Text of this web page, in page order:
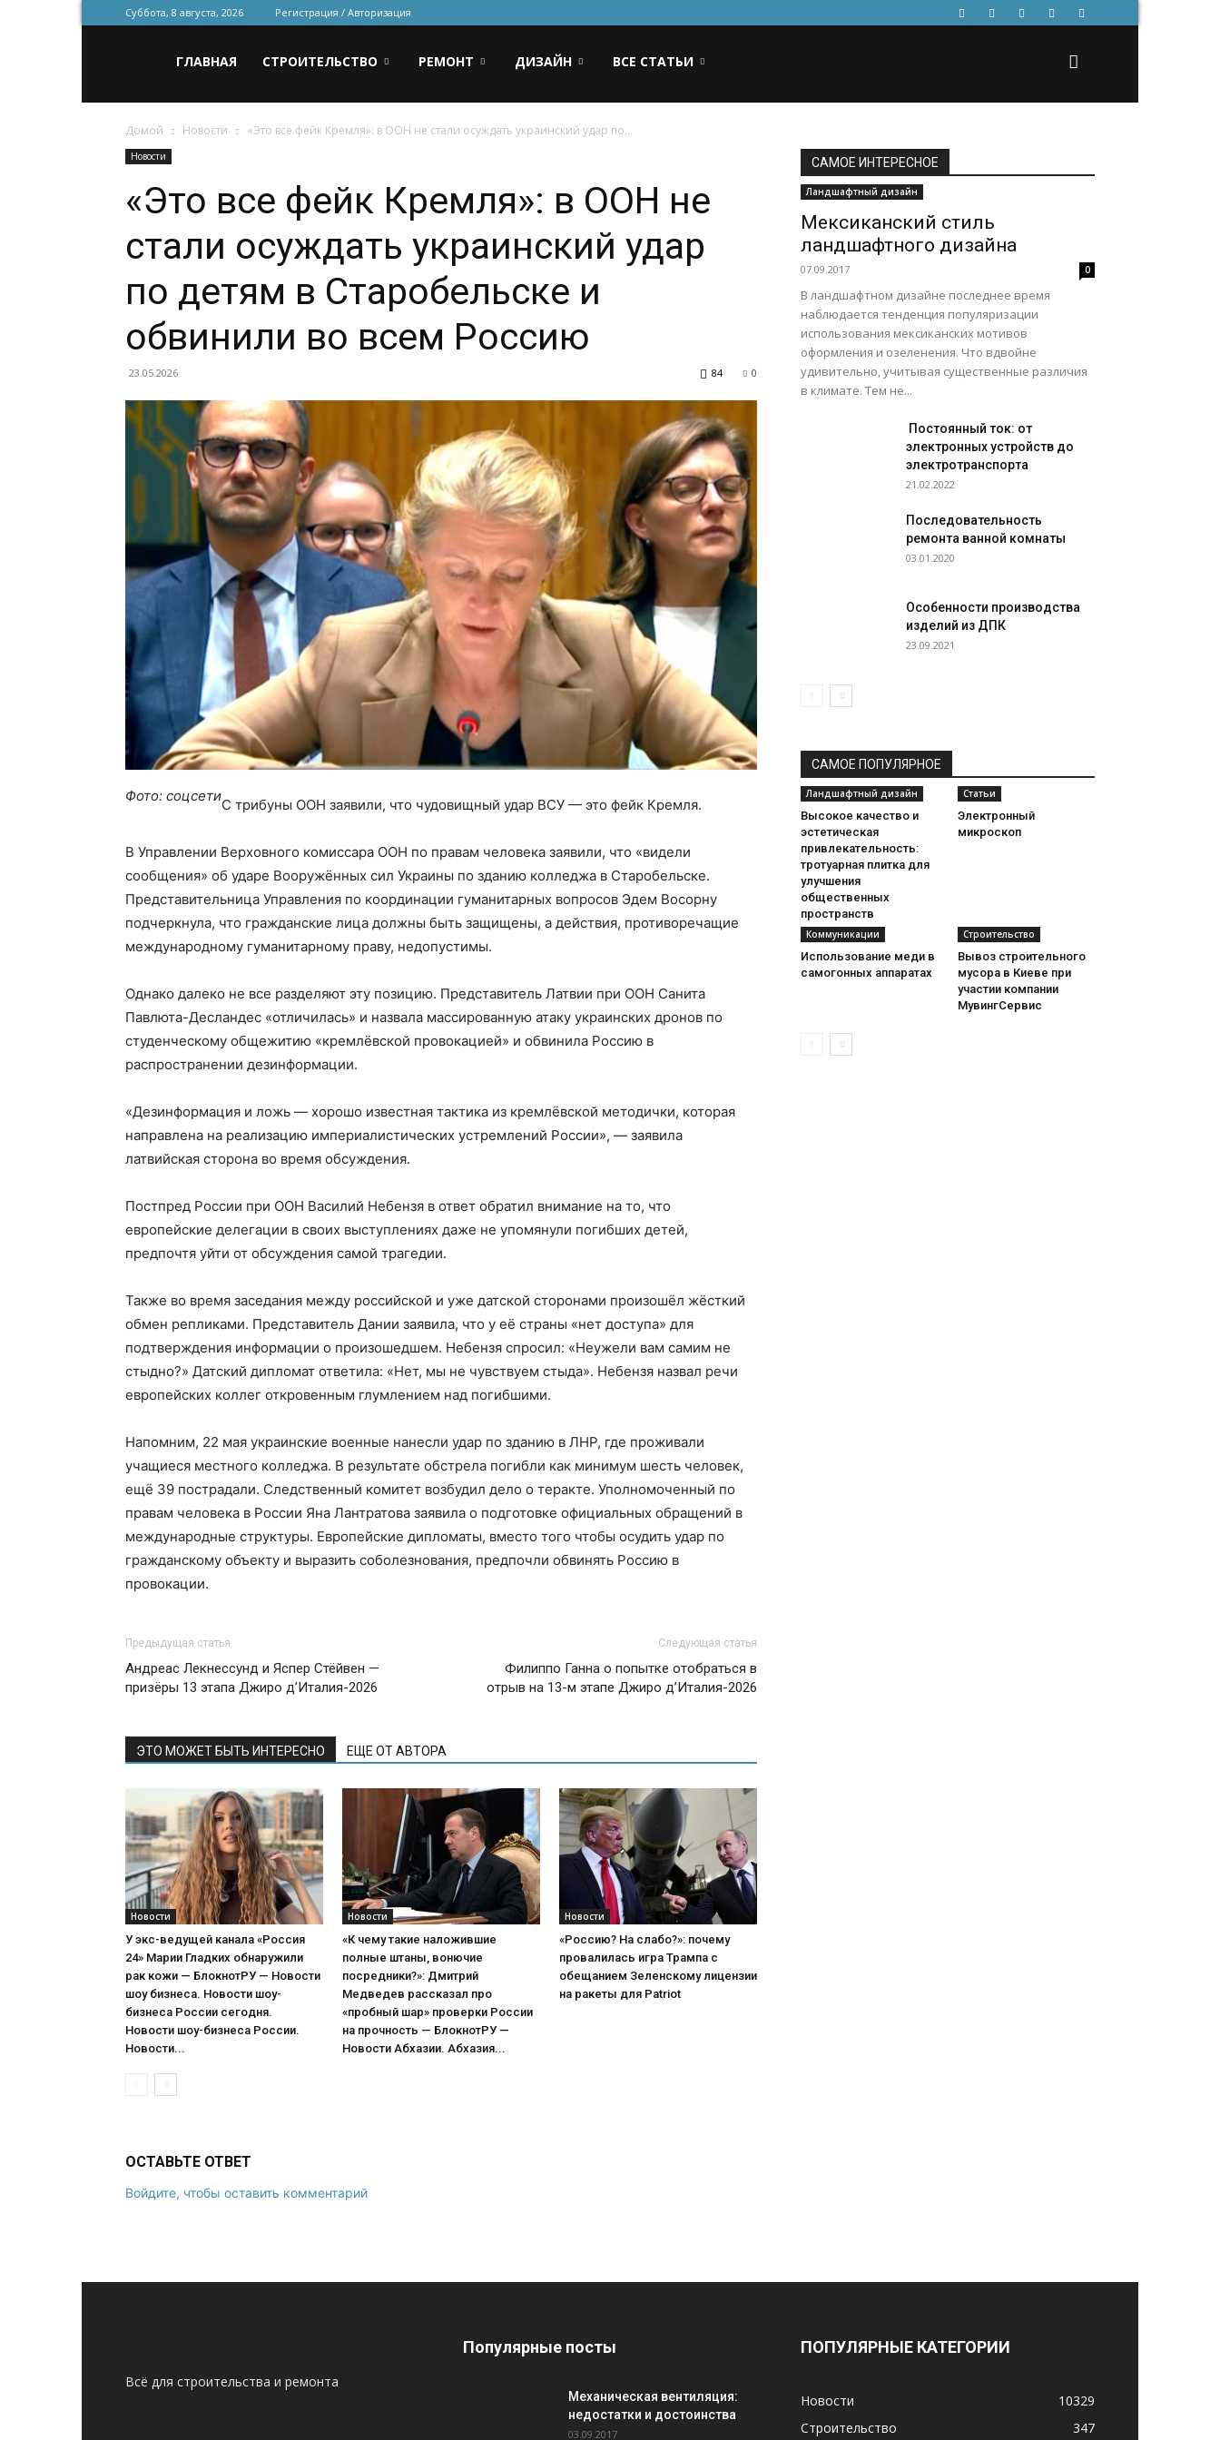
Суббота, 8 августа, 2026 Регистрация / Авторизация
для
строительства
ремонта
ГЛАВНАЯ СТРОИТЕЛЬСТВО РЕМОНТ ДИЗАЙН ВСЕ СТАТЬИ
Домой Новости «Это все фейк Кремля»: в ООН не стали осуждать украинский удар по...
Новости
«Это все фейк Кремля»: в ООН не
стали осуждать украинский удар
по детям в Старобельске и
обвинили во всем Россию
23.05.2026 0
84
Фото: соцсети
С трибуны ООН заявили, что чудовищный удар ВСУ — это фейк Кремля.
В Управлении Верховного комиссара ООН по правам человека заявили, что «видели
сообщения» об ударе Вооружённых сил Украины по зданию колледжа в Старобельске.
Представительница Управления по координации гуманитарных вопросов Эдем Восорну
подчеркнула, что гражданские лица должны быть защищены, а действия, противоречащие
международному гуманитарному праву, недопустимы.
Однако далеко не все разделяют эту позицию. Представитель Латвии при ООН Санита
Павлюта-Десландес «отличилась» и назвала массированную атаку украинских дронов по
студенческому общежитию «кремлёвской провокацией» и обвинила Россию в
распространении дезинформации.
«Дезинформация и ложь — хорошо известная тактика из кремлёвской методички, которая
направлена на реализацию империалистических устремлений России», — заявила
латвийская сторона во время обсуждения.
Постпред России при ООН Василий Небензя в ответ обратил внимание на то, что
европейские делегации в своих выступлениях даже не упомянули погибших детей,
предпочтя уйти от обсуждения самой трагедии.
Также во время заседания между российской и уже датской сторонами произошёл жёсткий
обмен репликами. Представитель Дании заявила, что у её страны «нет доступа» для
подтверждения информации о произошедшем. Небензя спросил: «Неужели вам самим не
стыдно?» Датский дипломат ответила: «Нет, мы не чувствуем стыда». Небензя назвал речи
европейских коллег откровенным глумлением над погибшими.
Напомним, 22 мая украинские военные нанесли удар по зданию в ЛНР, где проживали
учащиеся местного колледжа. В результате обстрела погибли как минимум шесть человек,
ещё 39 пострадали. Следственный комитет возбудил дело о теракте. Уполномоченный по
правам человека в России Яна Лантратова заявила о подготовке официальных обращений в
международные структуры. Европейские дипломаты, вместо того чтобы осудить удар по
гражданскому объекту и выразить соболезнования, предпочли обвинять Россию в
провокации.
Предыдущая статья
Андреас Лекнессунд и Яспер Стёйвен —
призёры 13 этапа Джиро д’Италия-2026
Следующая статья
Филиппо Ганна о попытке отобраться в
отрыв на 13-м этапе Джиро д’Италия-2026
ЭТО МОЖЕТ БЫТЬ ИНТЕРЕСНО ЕЩЕ ОТ АВТОРА
Новости
У экс-ведущей канала «Россия
24» Марии Гладких обнаружили
рак кожи — БлокнотРУ — Новости
шоу бизнеса. Новости шоу-
бизнеса России сегодня.
Новости шоу-бизнеса России.
Новости...
Новости
«К чему такие наложившие
полные штаны, вонючие
посредники?»: Дмитрий
Медведев рассказал про
«пробный шар» проверки России
на прочность — БлокнотРУ —
Новости Абхазии. Абхазия...
Новости
«Россию? На слабо?»: почему
провалилась игра Трампа с
обещанием Зеленскому лицензии
на ракеты для Patriot
ОСТАВЬТЕ ОТВЕТ
Войдите, чтобы оставить комментарий
САМОЕ ИНТЕРЕСНОЕ
Ландшафтный дизайн
Мексиканский стиль
ландшафтного дизайна
07.09.2017 0
В ландшафтном дизайне последнее время
наблюдается тенденция популяризации
использования мексиканских мотивов
оформления и озеленения. Что вдвойне
удивительно, учитывая существенные различия
в климате. Тем не...
Постоянный ток: от
электронных устройств до
электротранспорта
21.02.2022
Последовательность
ремонта ванной комнаты
03.01.2020
Особенности производства
изделий из ДПК
23.09.2021
САМОЕ ПОПУЛЯРНОЕ
Ландшафтный дизайн
Высокое качество и
эстетическая
привлекательность:
тротуарная плитка для
улучшения
общественных
пространств
Статьи
Электронный
микроскоп
Коммуникации
Использование меди в
самогонных аппаратах
Строительство
Вывоз строительного
мусора в Киеве при
участии компании
МувингСервис
Всё для строительства и ремонта
Популярные посты
Механическая вентиляция:
недостатки и достоинства
03.09.2017
ПОПУЛЯРНЫЕ КАТЕГОРИИ
Новости
10329
Строительство
347